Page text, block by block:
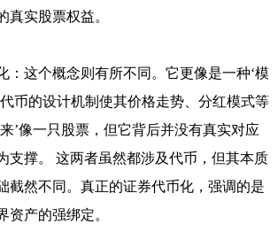
真实股票权益。
：这个概念则有所不同。它更像是一种‘模
币的设计机制使其价格走势、分红模式等
’像一只股票，但它背后并没有真实对应
支撑。 这两者虽然都涉及代币，但其本质
截然不同。真正的证券代币化，强调的是
资产的强绑定。